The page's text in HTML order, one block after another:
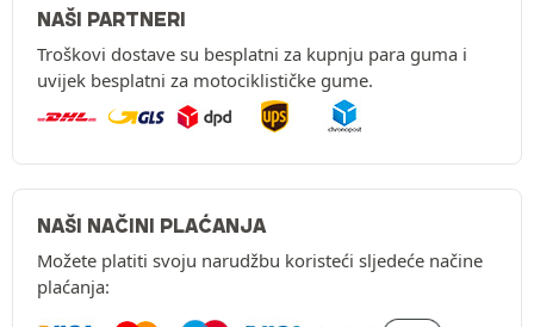
NAŠI PARTNERI
Troškovi dostave su besplatni za kupnju para guma i
uvijek besplatni za motociklističke gume.
NAŠI NAČINI PLAĆANJA
Možete platiti svoju narudžbu koristeći sljedeće načine
plaćanja: